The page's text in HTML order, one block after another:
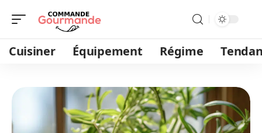
Cuisiner Équipement Régime